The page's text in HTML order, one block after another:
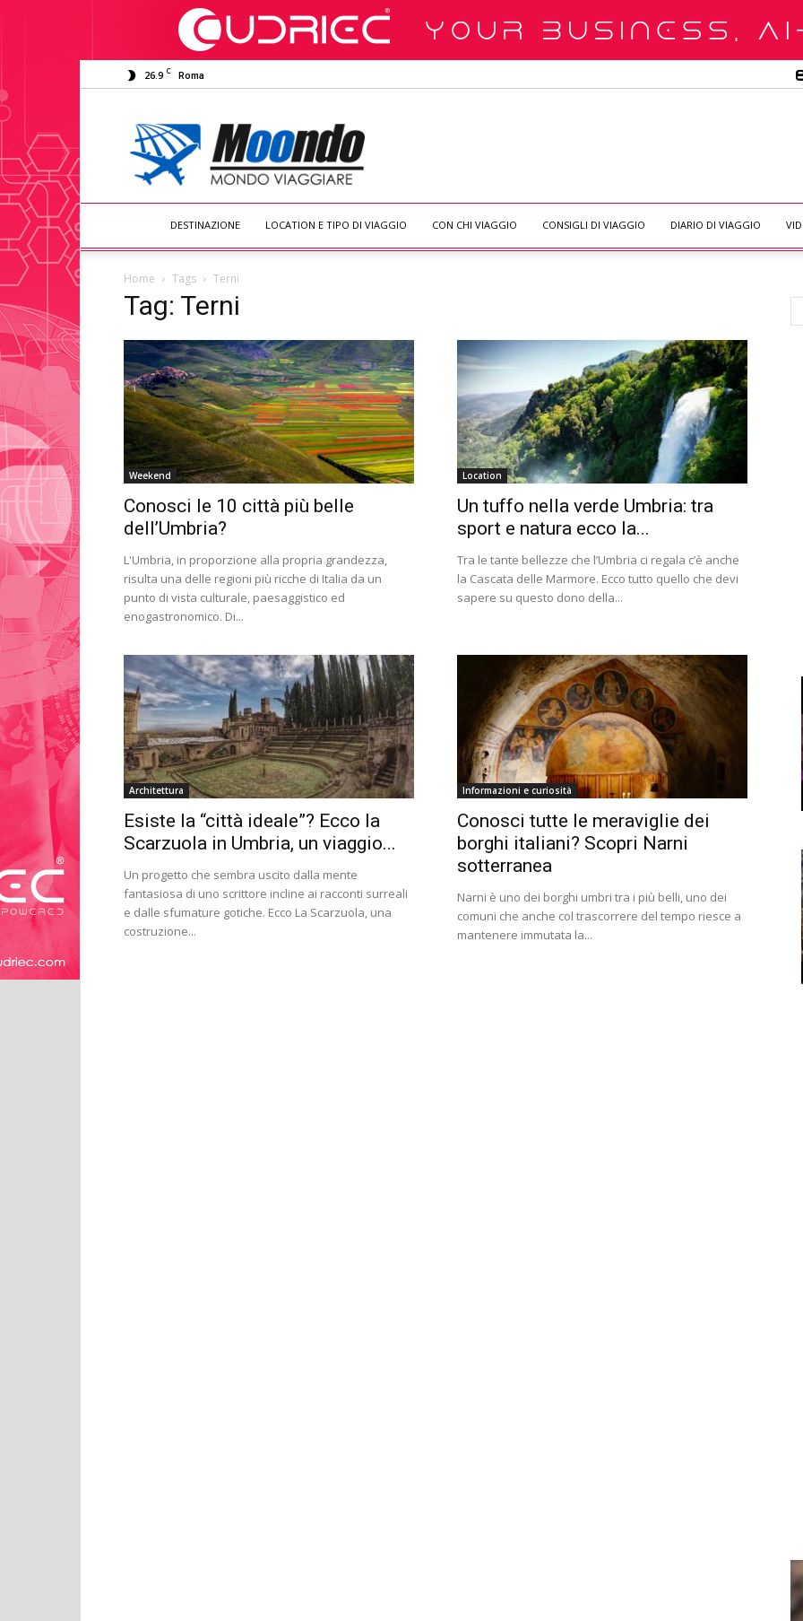
26.9 C Roma
Moondo
Viaggiare
DESTINAZIONE LOCATION E TIPO DI VIAGGIO CON CHI VIAGGIO CONSIGLI DI VIAGGIO DIARIO DI VIAGGIO
Home Tags Terni
Tag: Terni
Weekend
Conosci le 10 città più belle
dell’Umbria?
L'Umbria, in proporzione alla propria grandezza,
risulta una delle regioni più ricche di Italia da un
punto di vista culturale, paesaggistico ed
enogastronomico. Di...
Location
Un tuffo nella verde Umbria: tra
sport e natura ecco la...
Tra le tante bellezze che l’Umbria ci regala c’è anche
la Cascata delle Marmore. Ecco tutto quello che devi
sapere su questo dono della...
Architettura
Esiste la “città ideale”? Ecco la
Scarzuola in Umbria, un viaggio...
Un progetto che sembra uscito dalla mente
fantasiosa di uno scrittore incline ai racconti surreali
e dalle sfumature gotiche. Ecco La Scarzuola, una
costruzione...
Informazioni e curiosità
Conosci tutte le meraviglie dei
borghi italiani? Scopri Narni
sotterranea
Narni è uno dei borghi umbri tra i più belli, uno dei
comuni che anche col trascorrere del tempo riesce a
mantenere immutata la...